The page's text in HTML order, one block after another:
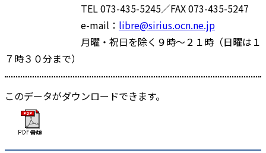
TEL 073-435-5245／FAX 073-435-5247
e-mail： libre@sirius.ocn.ne.jp
月曜・祝日を除く９時～２１時（日曜は１
７時３０分まで）
このデータがダウンロードできます。